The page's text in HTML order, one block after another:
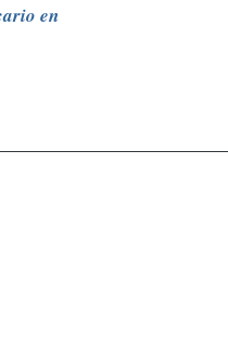
en